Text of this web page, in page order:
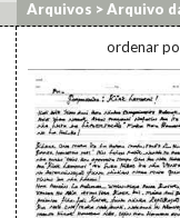
Arquivos >Arquivo
ordenar